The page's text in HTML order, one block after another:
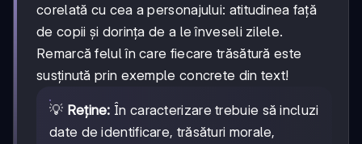
corelată cu cea a personajului: atitudinea față
de copii și dorința de a le înveseli zilele.
Remarcă felul în care fiecare trăsătură este
susținută prin exemple concrete din text!
💡 Reține: În caracterizare trebuie să incluzi
date de identificare, trăsături morale,